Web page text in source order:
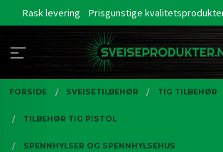
Rask levering Prisgunstige
FORSIDE SVEISETILBEHØR TIG TILBEHØR
TILBEHØR TIG PISTOL
SPENNHYLSER OG SPENNHYLSEHUS